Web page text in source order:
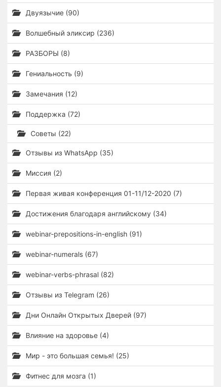
Двуязычие (90)
Волшебный эликсир (236)
РАЗБОРЫ (8)
Гениальность (9)
Замечания (12)
Поддержка (72)
Советы (22)
Отзывы из WhatsApp (35)
Миссия (2)
Первая живая конференция 01-11/12-2020 (7)
Достижения благодаря английскому (34)
webinar-prepositions-in-english (91)
webinar-numerals (67)
webinar-verbs-phrasal (82)
Отзывы из Telegram (26)
Дни Онлайн Открытых Дверей (97)
Влияние на здоровье (4)
Мир - это большая семья! (25)
Фитнес для мозга (1)